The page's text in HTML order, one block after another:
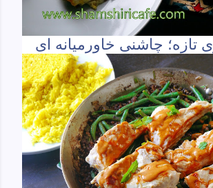
چاشنی خاورمیانه ای